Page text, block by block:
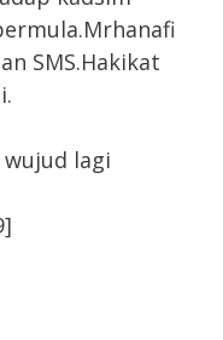
SMS.Hakikat
lagi